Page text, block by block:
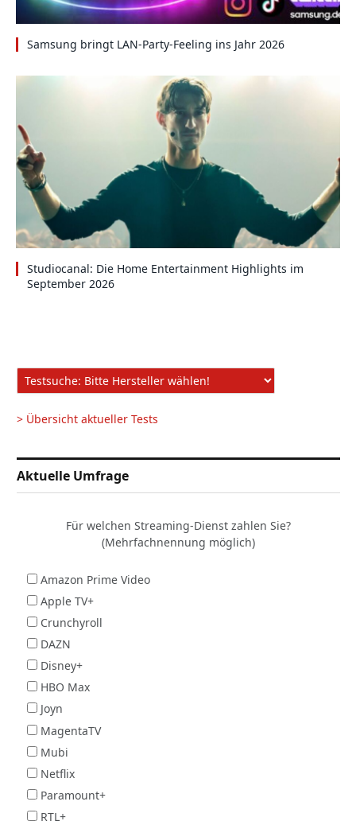
Samsung bringt LAN-Party-Feeling ins Jahr 2026
Studiocanal: Die Home Entertainment Highlights im
September 2026
> Übersicht aktueller Tests
Aktuelle Umfrage
Für welchen Streaming-Dienst zahlen Sie?
(Mehrfachnennung möglich)
Amazon Prime Video
Apple TV+
Crunchyroll
DAZN
Disney+
HBO Max
Joyn
MagentaTV
Mubi
Netflix
Paramount+
RTL+